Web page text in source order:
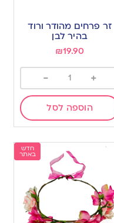
to
wishlist
זר פרחים מהודר ורוד
בהיר לבן
₪19.90
+
-
הוספה לסל
חדש
באתר